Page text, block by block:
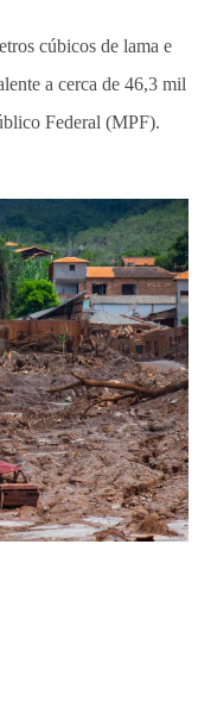
cúbicos de lama e
a cerca de 46,3 mil
Federal (MPF).